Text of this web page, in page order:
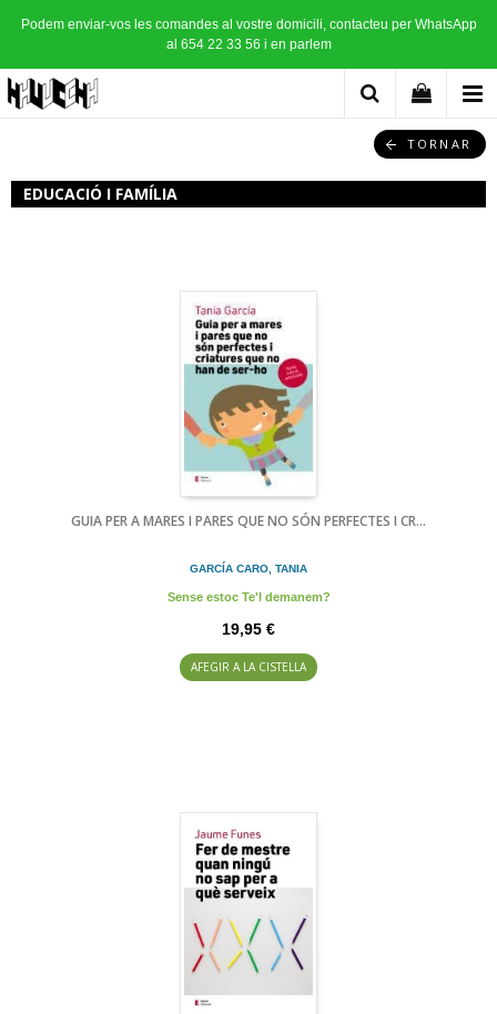
Podem enviar-vos les comandes al vostre domicili, contacteu per WhatsApp
al 654 22 33 56 i en parlem
TORNAR
EDUCACIÓ I FAMÍLIA
GUIA PER A MARES I PARES QUE NO SÓN PERFECTES I CR...
GARCÍA CARO, TANIA
Sense estoc Te'l demanem?
19,95 €
AFEGIR A LA CISTELLA